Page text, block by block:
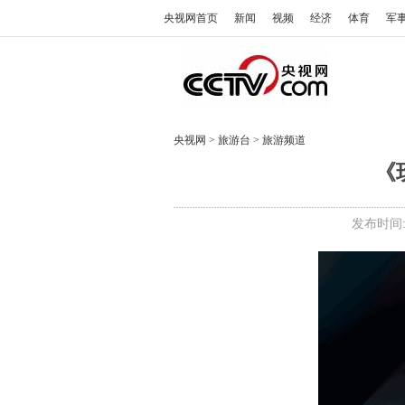
央视网首页 新闻 视频 经济 体育 军
央视网 > 旅游台 > 旅游频道
发布时